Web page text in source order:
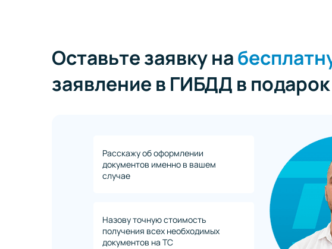
Оставьте заявку на
заявление в ГИБДД в
Расскажу об оформлении
документов именно в вашем
случае
Назову точную стоимость
получения всех необходимых
документов на ТС